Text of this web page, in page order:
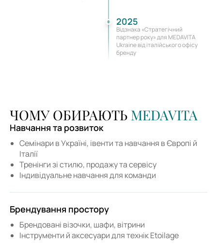
2025
Відзнака «Стратегічний
партнер року» для MEDAVITA
Ukraine від італійського офісу
бренду
ЧОМУ ОБИРАЮТЬ MEDAVITA
Навчання та розвиток
Семінари в Україні, івенти та навчання в Європі й
Італії
Тренінги зі стилю, продажу та сервісу
Індивідуальне навчання для команди
Брендування простору
Брендовані візочки, шафи, вітрини
Інструменти й аксесуари для технік Etoilage